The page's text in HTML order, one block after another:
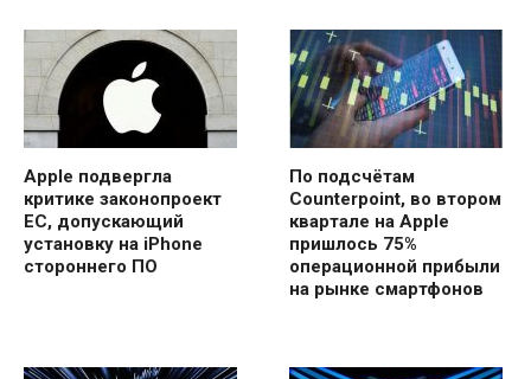
Apple подвергла
критике законопроект
ЕС, допускающий
установку на iPhone
стороннего ПО
По подсчётам
Counterpoint, во втором
квартале на Apple
пришлось 75%
операционной прибыли
на рынке смартфонов